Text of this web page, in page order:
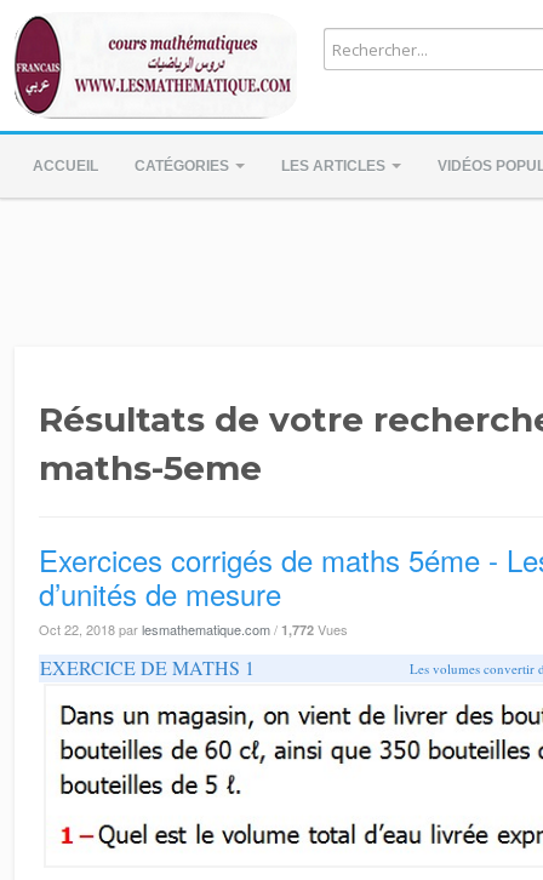
ACCUEIL CATÉGORIES LES ARTICLES VIDÉOS
Résultats de votre
maths-5eme
Exercices corrigés de maths 5éme -
d’unités de mesure
Oct 22, 2018parlesmathematique.com/ 1,772 Vues
EXERCICE DE MATHS 1 Les volumes convertir